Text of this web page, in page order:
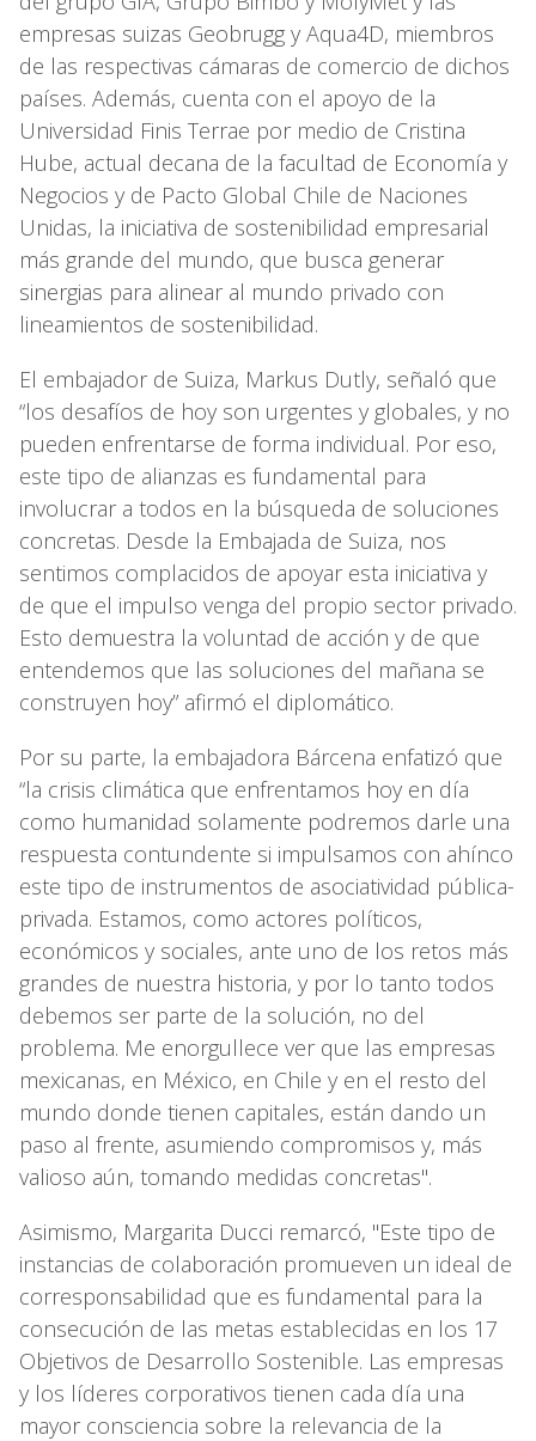
empresas suizas Geobrugg y Aqua4D, miembros
de las respectivas cámaras de comercio de dichos
países. Además, cuenta con el apoyo de la
Universidad Finis Terrae por medio de Cristina
Hube, actual decana de la facultad de Economía y
Negocios y de Pacto Global Chile de Naciones
Unidas, la iniciativa de sostenibilidad empresarial
más grande del mundo, que busca generar
sinergias para alinear al mundo privado con
lineamientos de sostenibilidad.
El embajador de Suiza, Markus Dutly, señaló que
“los desafíos de hoy son urgentes y globales, y no
pueden enfrentarse de forma individual. Por eso,
este tipo de alianzas es fundamental para
involucrar a todos en la búsqueda de soluciones
concretas. Desde la Embajada de Suiza, nos
sentimos complacidos de apoyar esta iniciativa y
de que el impulso venga del propio sector privado.
Esto demuestra la voluntad de acción y de que
entendemos que las soluciones del mañana se
construyen hoy” afirmó el diplomático.
Por su parte, la embajadora Bárcena enfatizó que
“la crisis climática que enfrentamos hoy en día
como humanidad solamente podremos darle una
respuesta contundente si impulsamos con ahínco
este tipo de instrumentos de asociatividad pública-
privada. Estamos, como actores políticos,
económicos y sociales, ante uno de los retos más
grandes de nuestra historia, y por lo tanto todos
debemos ser parte de la solución, no del
problema. Me enorgullece ver que las empresas
mexicanas, en México, en Chile y en el resto del
mundo donde tienen capitales, están dando un
paso al frente, asumiendo compromisos y, más
valioso aún, tomando medidas concretas".
Asimismo, Margarita Ducci remarcó, "Este tipo de
instancias de colaboración promueven un ideal de
corresponsabilidad que es fundamental para la
consecución de las metas establecidas en los 17
Objetivos de Desarrollo Sostenible. Las empresas
y los líderes corporativos tienen cada día una
mayor consciencia sobre la relevancia de la